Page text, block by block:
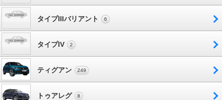
タイプIIIバリアント 6
タイプIV 2
ティグアン 249
トゥアレグ 8